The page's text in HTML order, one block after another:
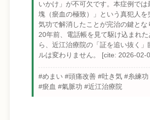
いかけ」が不可欠です。本症例では
塊（瘀血の極致）」という真犯人を
気功で解消したことが完治の鍵とな
20年前、電話帳を見て駆け込まれ
ら、近江治療院の「証を追い抜く」
ルは変わりません。 [cite: 2026-02-
#めまい #頭痛改善 #吐き気 #糸練
#瘀血 #氣脈功 #近江治療院